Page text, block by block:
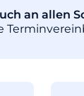
an allen